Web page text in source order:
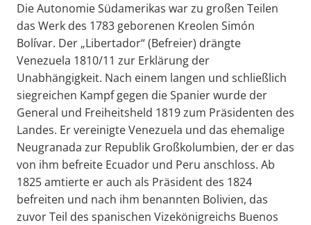
Die Autonomie Südamerikas war zu großen Teilen
das Werk des 1783 geborenen Kreolen Simón
Bolívar. Der „Libertador“ (Befreier) drängte
Venezuela 1810/11 zur Erklärung der
Unabhängigkeit. Nach einem langen und schließlich
siegreichen Kampf gegen die Spanier wurde der
General und Freiheitsheld 1819 zum Präsidenten des
Landes. Er vereinigte Venezuela und das ehemalige
Neugranada zur Republik Großkolumbien, der er das
von ihm befreite Ecuador und Peru anschloss. Ab
1825 amtierte er auch als Präsident des 1824
befreiten und nach ihm benannten Bolivien, das
zuvor Teil des spanischen Vizekönigreichs Buenos